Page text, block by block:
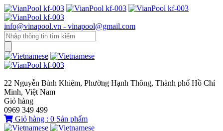
info@vinapool.vn - vinapool@gmail.com
22 Nguyễn Bỉnh Khiêm, Phường Hạnh Thông, Thành phố Hồ Chí
Minh, Việt Nam
Giỏ hàng
0969 349 499
Giỏ hàng : 0 Sản phẩm